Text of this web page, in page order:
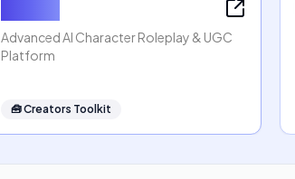
Advanced AI Character Roleplay & UGC
Platform
🧰Creators Toolkit